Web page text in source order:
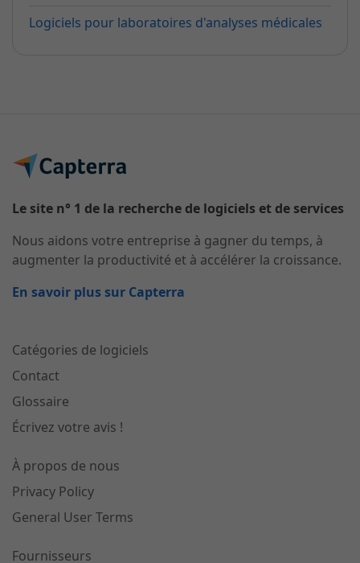
Logiciels pour laboratoires d'analyses médicales
Le site n° 1 de la recherche de logiciels et de services
Nous aidons votre entreprise à gagner du temps, à
augmenter la productivité et à accélérer la croissance.
En savoir plus sur Capterra
Catégories de logiciels
Contact
Glossaire
Écrivez votre avis !
À propos de nous
Privacy Policy
General User Terms
Fournisseurs